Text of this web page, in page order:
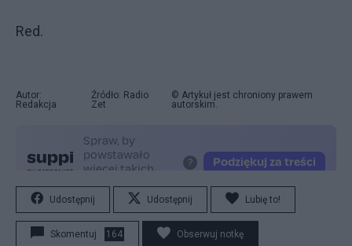
Red.
Autor:
Redakcja
Źródło: Radio
Zet
© Artykuł jest chroniony prawem
autorskim.
Udostępnij Udostępnij Lubię to!
Skomentuj 164 Obserwuj notkę